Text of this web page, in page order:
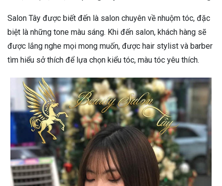
Salon Tây được biết đến là salon chuyên về nhuộm tóc, đặc
biệt là những tone màu sáng. Khi đến salon, khách hàng sẽ
được lắng nghe mọi mong muốn, được hair stylist và barber
tìm hiểu sở thích để lựa chọn kiểu tóc, màu tóc yêu thích.